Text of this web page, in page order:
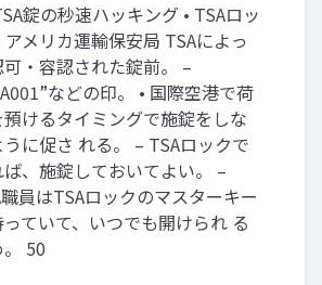
錠の秒速ハッキング • TSAロッ
アメリカ運輸保安局 TSAによっ
可・容認された錠前。 –
などの印。 • 国際空港で荷
預けるタイミングで施錠をしな
うに促さ れる。 – TSAロックで
ば、施錠しておいてよい。 –
員はTSAロックのマスターキー
っていて、いつでも開けられ る
50